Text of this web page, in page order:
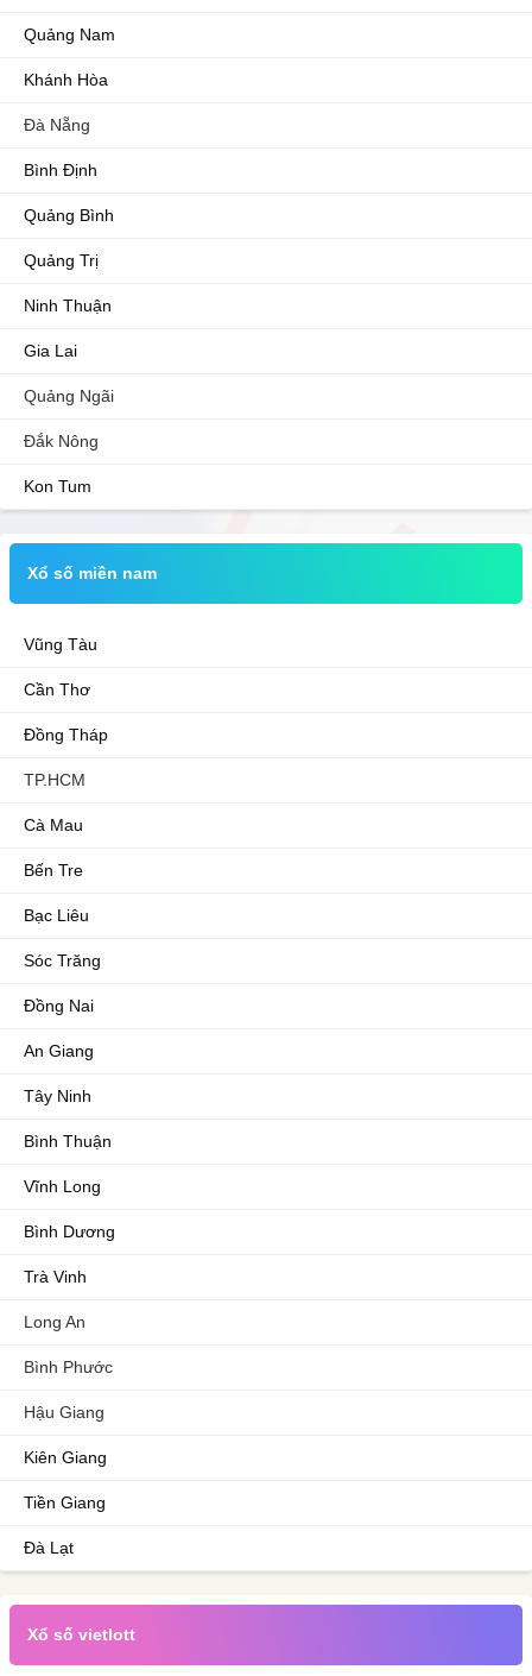
Quảng Nam
Khánh Hòa
Đà Nẵng
Bình Định
Quảng Bình
Quảng Trị
Ninh Thuận
Gia Lai
Quảng Ngãi
Đắk Nông
Kon Tum
Xổ số miền nam
Vũng Tàu
Cần Thơ
Đồng Tháp
TP.HCM
Cà Mau
Bến Tre
Bạc Liêu
Sóc Trăng
Đồng Nai
An Giang
Tây Ninh
Bình Thuận
Vĩnh Long
Bình Dương
Trà Vinh
Long An
Bình Phước
Hậu Giang
Kiên Giang
Tiền Giang
Đà Lạt
Xổ số vietlott